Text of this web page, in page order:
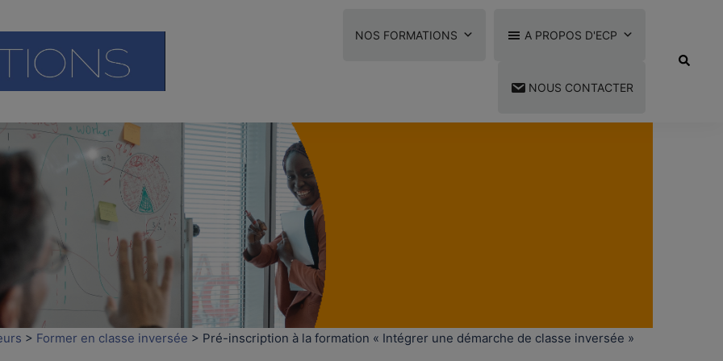
NOS FORMATIONS A PROPOS D'ECP
NOUS CONTACTER
> Former en classe inversée > Pré-inscription à la formation « Intégrer une démarche de classe inversée »